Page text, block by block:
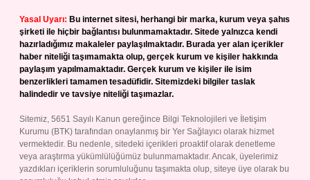
Yasal Uyarı: Bu internet sitesi, herhangi bir marka, kurum veya şahıs
şirketi ile hiçbir bağlantısı bulunmamaktadır. Sitede yalnızca kendi
hazırladığımız makaleler paylaşılmaktadır. Burada yer alan içerikler
haber niteliği taşımamakta olup, gerçek kurum ve kişiler hakkında
paylaşım yapılmamaktadır. Gerçek kurum ve kişiler ile isim
benzerlikleri tamamen tesadüfidir. Sitemizdeki bilgiler taslak
halindedir ve tavsiye niteliği taşımazlar.
Sitemiz, 5651 Sayılı Kanun gereğince Bilgi Teknolojileri ve İletişim
Kurumu (BTK) tarafından onaylanmış bir Yer Sağlayıcı olarak hizmet
vermektedir. Bu nedenle, sitedeki içerikleri proaktif olarak denetleme
veya araştırma yükümlülüğümüz bulunmamaktadır. Ancak, üyelerimiz
yazdıkları içeriklerin sorumluluğunu taşımakta olup, siteye üye olarak bu